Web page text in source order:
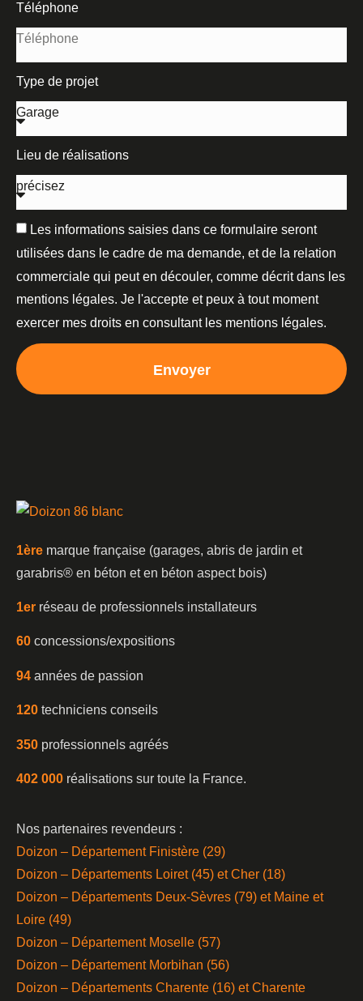
Téléphone
Type de projet
Lieu de réalisations
Les informations saisies dans ce formulaire seront
utilisées dans le cadre de ma demande, et de la relation
commerciale qui peut en découler, comme décrit dans les
mentions légales. Je l'accepte et peux à tout moment
exercer mes droits en consultant les mentions légales.
Envoyer
1ère marque française (garages, abris de jardin et
garabris®️ en béton et en béton aspect bois)
1er réseau de professionnels installateurs
60 concessions/expositions
94 années de passion
120 techniciens conseils
350 professionnels agréés
402 000 réalisations sur toute la France.
Nos partenaires revendeurs :
Doizon – Département Finistère (29)
Doizon – Départements Loiret (45) et Cher (18)
Doizon – Départements Deux-Sèvres (79) et Maine et
Loire (49)
Doizon – Département Moselle (57)
Doizon – Département Morbihan (56)
Doizon – Départements Charente (16) et Charente